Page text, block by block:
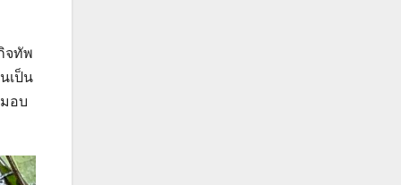
จทัพ
เป็น
อบ